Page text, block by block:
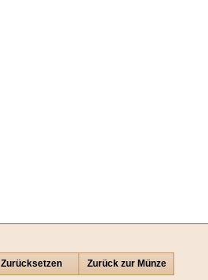
Zurücksetzen Zurück zur Münze